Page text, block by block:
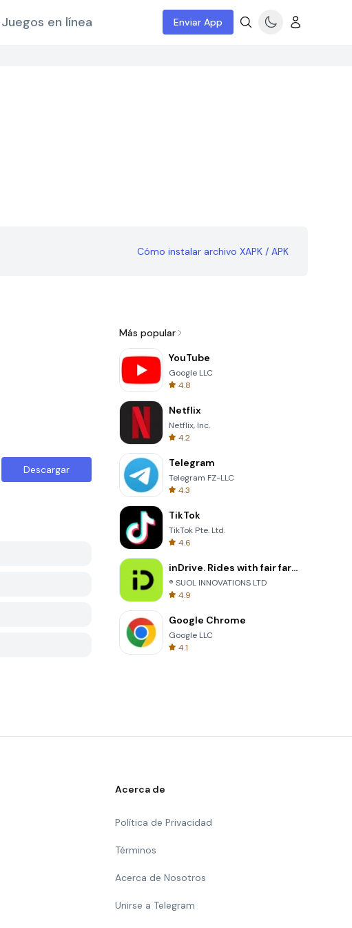
Juegos en línea Enviar App
Cómo instalar archivo XAPK / APK
Descargar
Más popular
YouTube
Google LLC
4.8
Netflix
Netflix, Inc.
4.2
Telegram
Telegram FZ-LLC
4.3
TikTok
TikTok Pte. Ltd.
4.6
inDrive. Rides with fair fares
® SUOL INNOVATIONS LTD
4.9
Google Chrome
Google LLC
4.1
Acerca de
Política de Privacidad
Términos
Acerca de Nosotros
Unirse a Telegram